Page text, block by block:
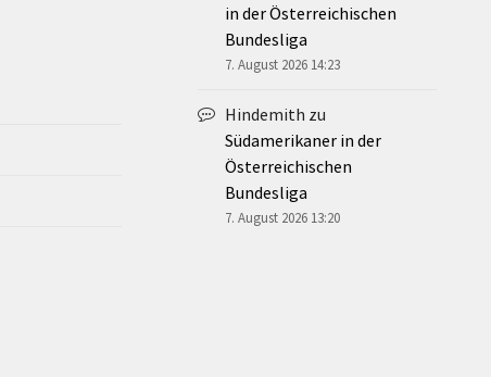
in der Österreichischen
Bundesliga
7. August 2026 14:23
Hindemith zu
Südamerikaner in der
Österreichischen
Bundesliga
7. August 2026 13:20